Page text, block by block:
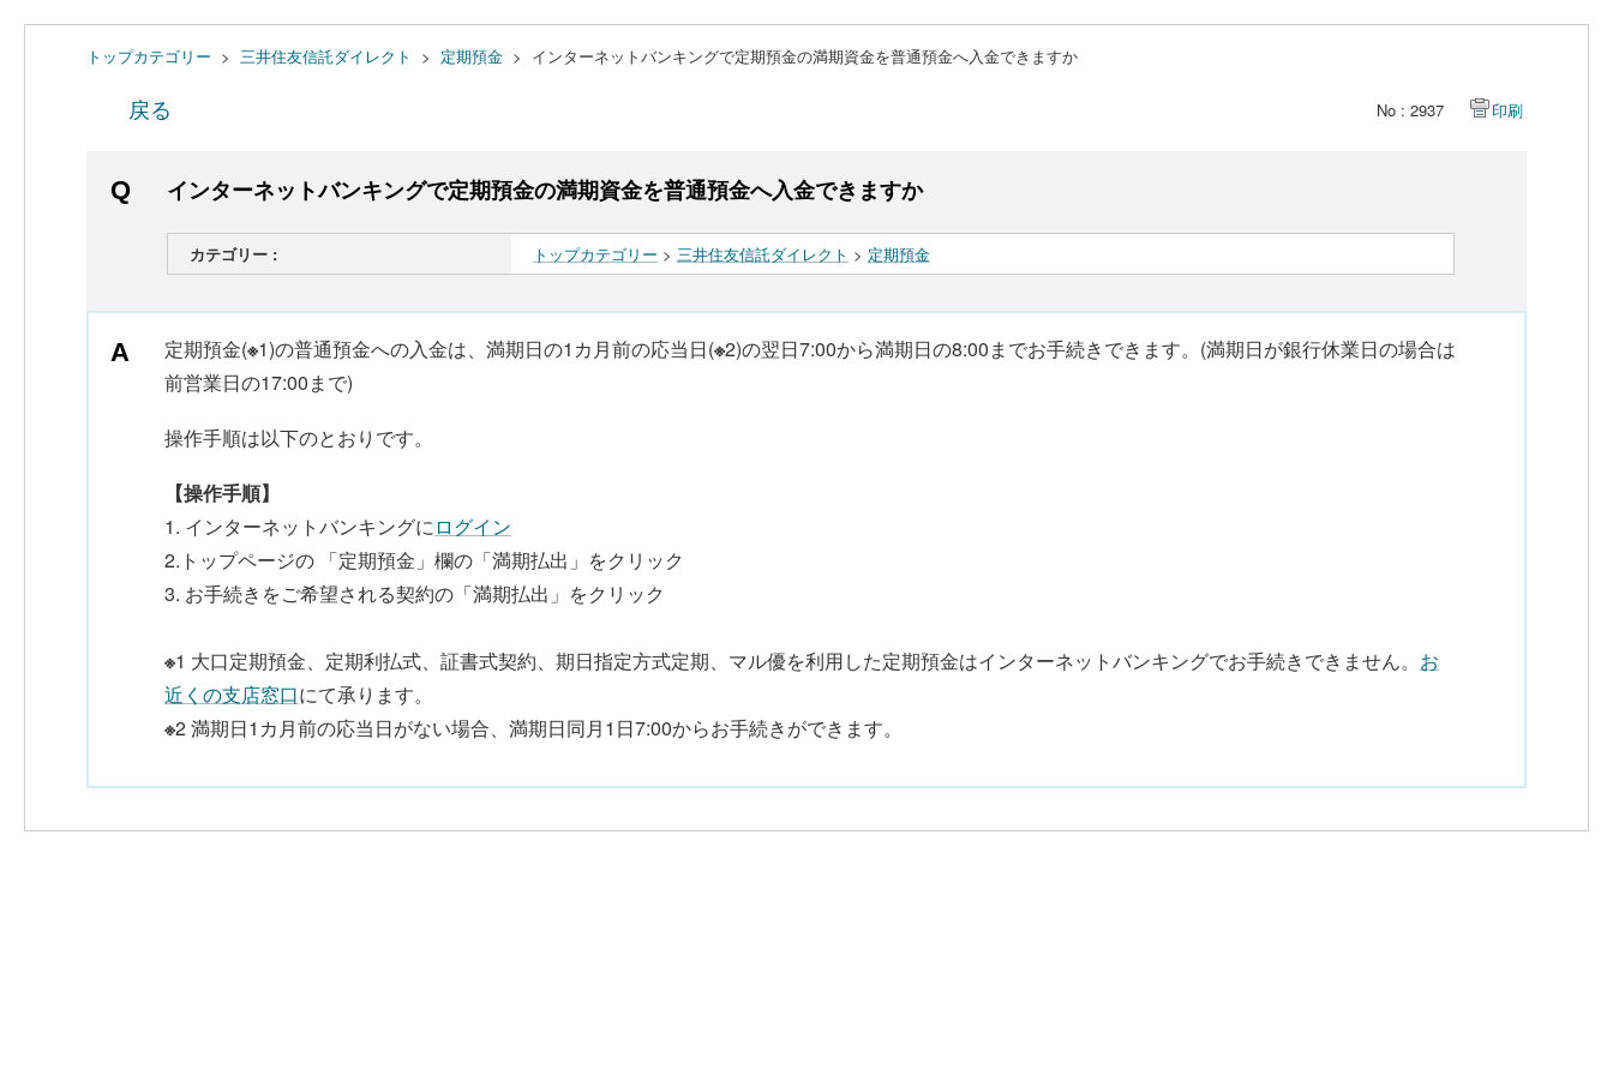
トップカテゴリー > 三井住友信託ダイレクト > 定期預金 > インターネットバンキングで定期預金の満期資金を普通預金へ入金できますか
戻る No : 2937 印刷
インターネットバンキングで定期預金の満期資金を普通預金へ入金できますか
カテゴリー : トップカテゴリー > 三井住友信託ダイレクト > 定期預金
定期預金(※1)の普通預金への入金は、満期日の1カ月前の応当日(※2)の翌日7:00から満期日の8:00までお手続きできます。(満期日が銀行休業日の場合は
前営業日の17:00まで)
操作手順は以下のとおりです。
【操作手順】
1. インターネットバンキングにログイン
2.トップページの 「定期預金」欄の「満期払出」をクリック
3. お手続きをご希望される契約の「満期払出」をクリック
※1 大口定期預金、定期利払式、証書式契約、期日指定方式定期、マル優を利用した定期預金はインターネットバンキングでお手続きできません。 お
近くの支店窓口にて承ります。
※2 満期日1カ月前の応当日がない場合、満期日同月1日7:00からお手続きができます。